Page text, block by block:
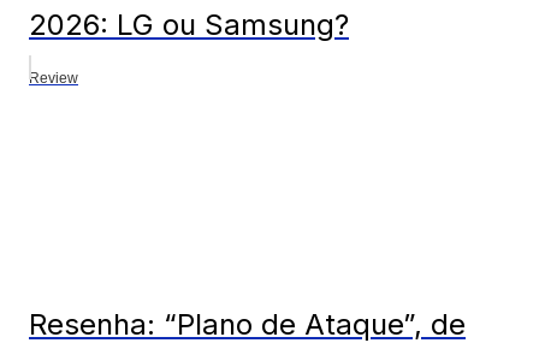
2026: LG ou Samsung?
Review
Resenha: “Plano de Ataque”, de